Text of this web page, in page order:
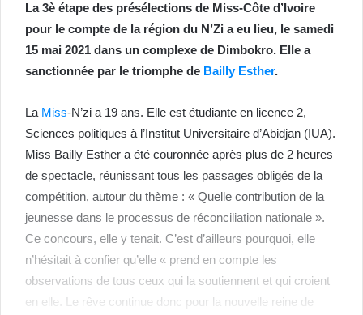
La 3è étape des présélections de Miss-Côte d’Ivoire
pour le compte de la région du N’Zi a eu lieu, le samedi
15 mai 2021 dans un complexe de Dimbokro. Elle a
sanctionnée par le triomphe de Bailly Esther.
La Miss-N’zi a 19 ans. Elle est étudiante en licence 2,
Sciences politiques à l’Institut Universitaire d’Abidjan (IUA).
Miss Bailly Esther a été couronnée après plus de 2 heures
de spectacle, réunissant tous les passages obligés de la
compétition, autour du thème : « Quelle contribution de la
jeunesse dans le processus de réconciliation nationale ».
Ce concours, elle y tenait. C’est d’ailleurs pourquoi, elle
n’hésitait à confier qu’elle « prend en compte les
observations de tous ceux qui la soutiennent et qui croient
en elle. Le rêve continue donc pour la nouvelle reine de